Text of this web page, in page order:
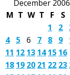
December 2006
M T W T F S
1
2
4
5 6 7 8 9
11 12 13 14 15 16
18 19 20 21 22 23